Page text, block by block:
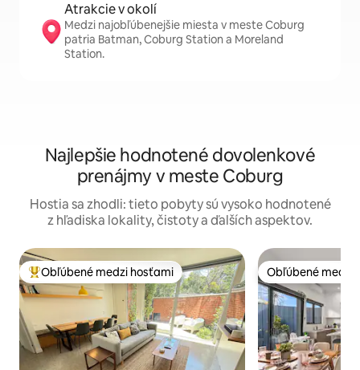
Atrakcie v okolí
Medzi najobľúbenejšie miesta v meste Coburg
patria Batman, Coburg Station a Moreland
Station.
Najlepšie hodnotené dovolenkové
prenájmy v meste Coburg
Hostia sa zhodli: tieto pobyty sú vysoko hodnotené
z hľadiska lokality, čistoty a ďalších aspektov.
Najobľúbenejšie medzi hosťami
Obľúbené medzi hosťami Obľúbené medzi
Obľúbené medzi